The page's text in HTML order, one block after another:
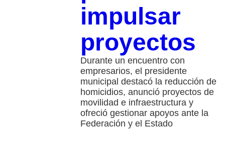
impulsar
proyectos
Durante un encuentro con
empresarios, el presidente
municipal destacó la reducción de
homicidios, anunció proyectos de
movilidad e infraestructura y
ofreció gestionar apoyos ante la
Federación y el Estado